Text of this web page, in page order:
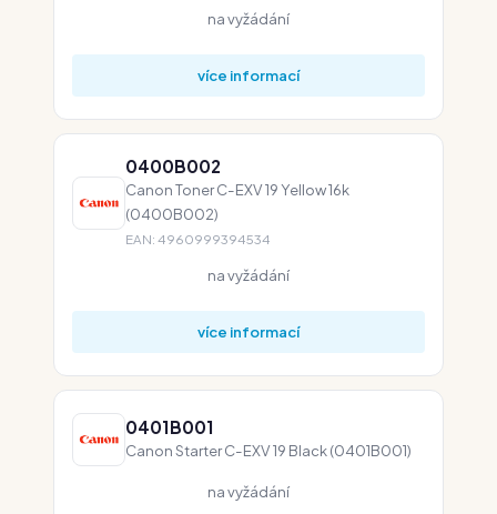
na vyžádání
více informací
0400B002
Canon Toner C-EXV 19 Yellow 16k
(0400B002)
EAN: 4960999394534
na vyžádání
více informací
0401B001
Canon Starter C-EXV 19 Black (0401B001)
na vyžádání